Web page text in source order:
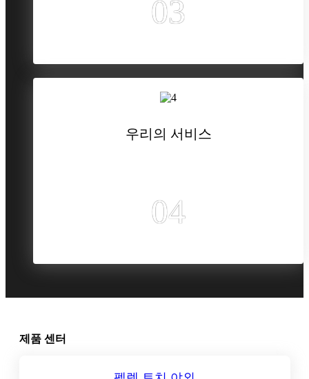
03
우리의 서비스
04
제품 센터